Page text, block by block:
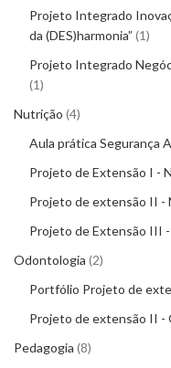
Projeto Integrado
da (DES)harmonia” 1
Projeto Integrado
1
Nutrição 4
Aula prática Segurança
Projeto de Extensão I -
Projeto de extensão II -
Projeto de Extensão III
Odontologia 2
Portfólio Projeto de
Projeto de extensão II -
Pedagogia 8